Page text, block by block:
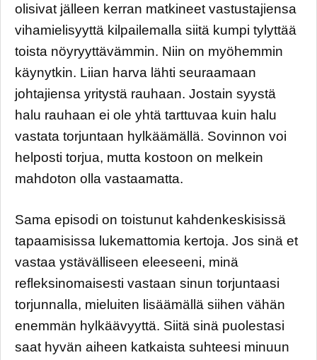
olisivat jälleen kerran matkineet vastustajiensa
vihamielisyyttä kilpailemalla siitä kumpi tylyttää
toista nöyryyttävämmin. Niin on myöhemmin
käynytkin. Liian harva lähti seuraamaan
johtajiensa yritystä rauhaan. Jostain syystä
halu rauhaan ei ole yhtä tarttuvaa kuin halu
vastata torjuntaan hylkäämällä. Sovinnon voi
helposti torjua, mutta kostoon on melkein
mahdoton olla vastaamatta.
Sama episodi on toistunut kahdenkeskisissä
tapaamisissa lukemattomia kertoja. Jos sinä et
vastaa ystävälliseen eleeseeni, minä
refleksinomaisesti vastaan sinun torjuntaasi
torjunnalla, mieluiten lisäämällä siihen vähän
enemmän hylkäävyyttä. Siitä sinä puolestasi
saat hyvän aiheen katkaista suhteesi minuun